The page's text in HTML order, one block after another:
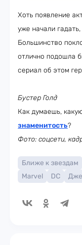
Хоть появление
уже начали
Большинство
отлично подошла
сериал об этом
Бустер Голд
Как думаешь,
знаменитость?
Фото: соцсети,
Ближе к звездам
Marvel
DC